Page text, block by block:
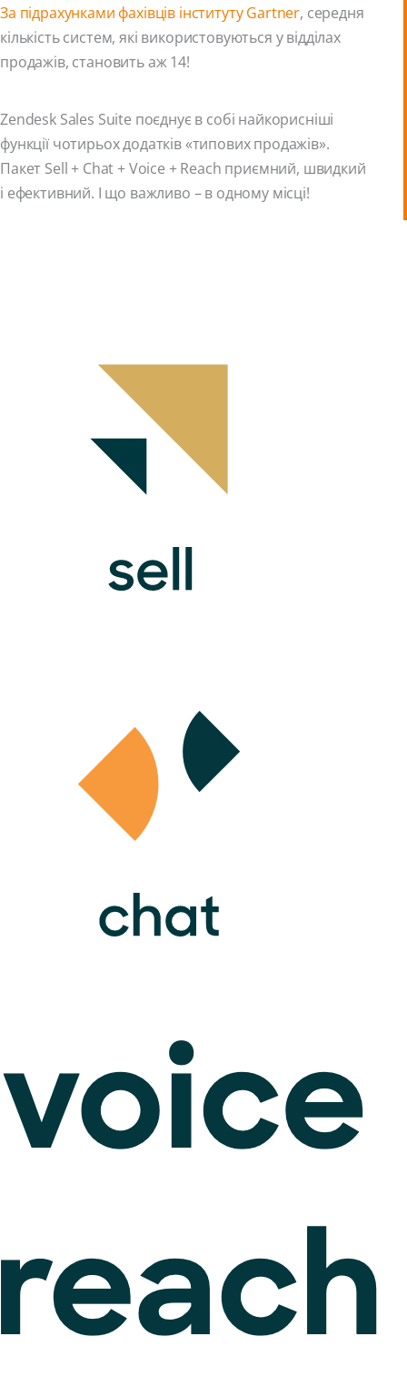
За підрахунками фахівців інституту Gartner, середня
кількість систем, які використовуються у відділах
продажів, становить аж 14!
Zendesk Sales Suite поєднує в собі найкорисніші
функції чотирьох додатків «типових продажів».
Пакет Sell + Chat + Voice + Reach приємний, швидкий
і ефективний. І що важливо – в одному місці!